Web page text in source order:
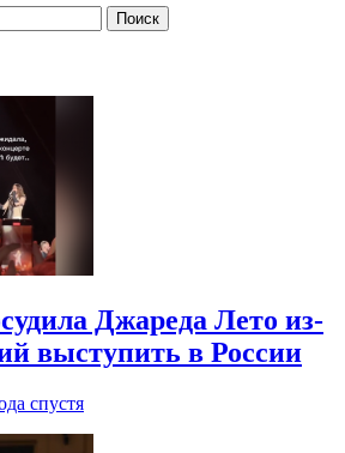
Джареда Лето из-
выступить в России
спустя